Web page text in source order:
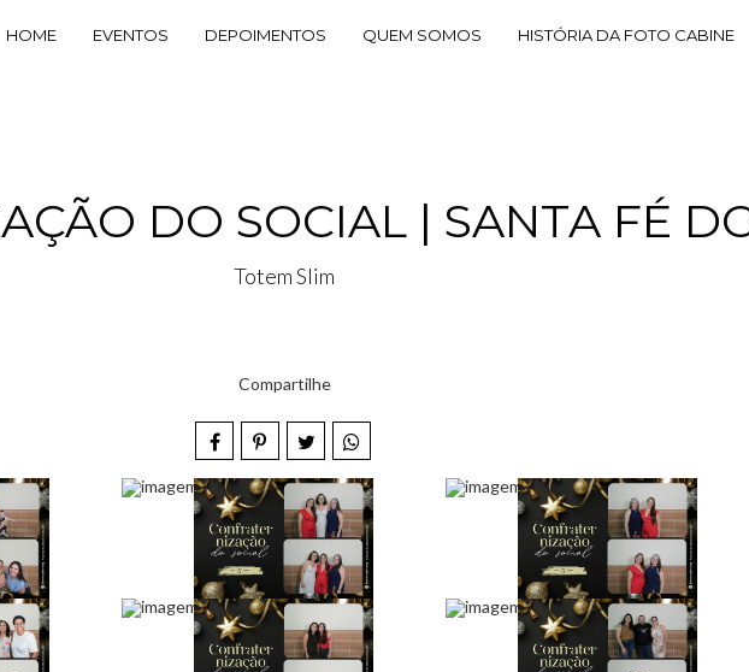
HOME EVENTOS DEPOIMENTOS QUEM SOMOS HISTÓRIA DA FOTO CABINE
DO SOCIAL | SANTA FÉ
Totem Slim
Compartilhe